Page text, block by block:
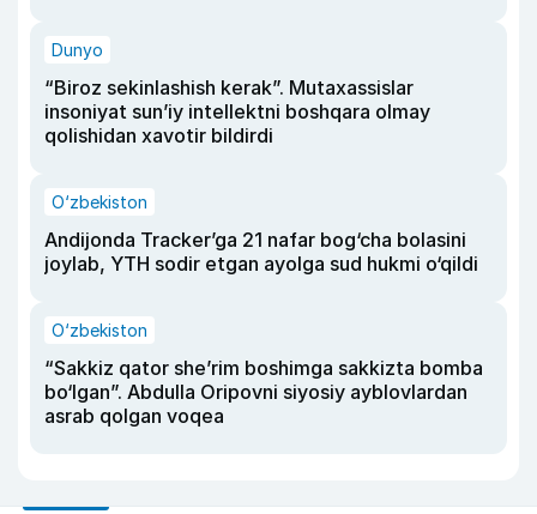
Dunyo
“Biroz sekinlashish kerak”. Mutaxassislar
insoniyat sun’iy intellektni boshqara olmay
qolishidan xavotir bildirdi
O‘zbekiston
Andijonda Tracker’ga 21 nafar bog‘cha bolasini
joylab, YTH sodir etgan ayolga sud hukmi o‘qildi
O‘zbekiston
“Sakkiz qator she’rim boshimga sakkizta bomba
bo‘lgan”. Abdulla Oripovni siyosiy ayblovlardan
asrab qolgan voqea